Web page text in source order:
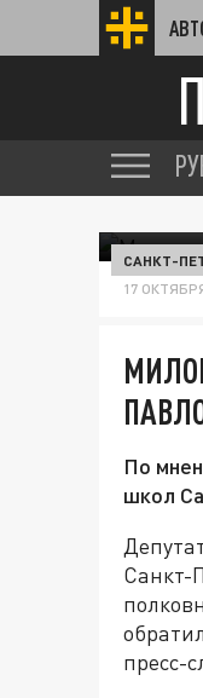
САНКТ-
17
По
школ
Санкт-
пресс-